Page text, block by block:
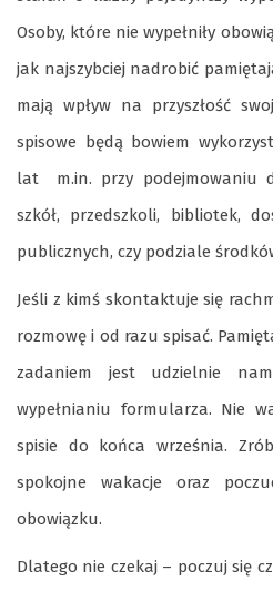
Osoby, które nie wypełniły
jak najszybciej nadrobić
mają wpływ na przyszłość
spisowe będą bowiem
lat m.in. przy podejmowaniu
szkół, przedszkoli, bibliotek,
publicznych, czy podziale
Jeśli z kimś skontaktuje się
rozmowę i od razu spisać.
zadaniem jest udzielnie
wypełnianiu formularza. Nie
spisie do końca września.
spokojne wakacje oraz
obowiązku.
Dlatego nie czekaj – poczuj się